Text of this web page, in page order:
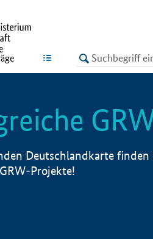
LISTE
Deutschlandkarte finden
Projekte!